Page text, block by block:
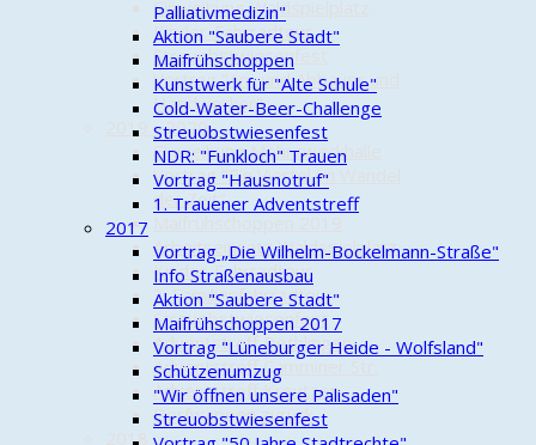
Einweihung Waldspielplatz
Kinder-Fahrradtour
Streuobstwiesenfest
Vortrag "An- und Abbauer und
Handwerker"
2019 - 2020
Einweihung Mehrzweckhalle
Vortrag "Ein Viertel im Wandel
der Zeit"
Arbeitseinsatz Waldspielplatz
Kinder-Fahrradtour
3. Familienfahrradtour
Streuobstwiesenfest
Adventstreff Dethlingen
Adventstreff Camminer Str.
Adventstreff Kreutzen
Dorfwappen zurück
2018
Palliativmedizin"
Aktion "Saubere Stadt"
Maifrühschoppen
Kunstwerk für "Alte Schule"
Cold-Water-Beer-Challenge
Streuobstwiesenfest
NDR: "Funkloch" Trauen
Vortrag "Hausnotruf"
1. Trauener Adventstreff
2017
Vortrag „Die Wilhelm-Bockelmann-Straße"
Info Straßenausbau
Aktion "Saubere Stadt"
Maifrühschoppen 2017
Vortrag "Lüneburger Heide - Wolfsland"
Schützenumzug
"Wir öffnen unsere Palisaden"
Streuobstwiesenfest